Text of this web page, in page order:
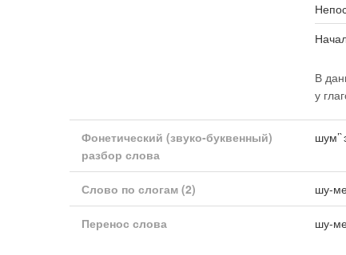
В
у
Фонетический (звуко-буквенный)
разбор слова
Слово по слогам (2) шу-
Перенос слова шу-